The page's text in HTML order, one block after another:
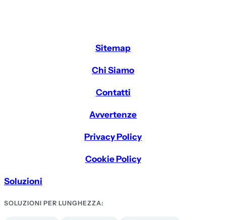
Sitemap
Chi Siamo
Contatti
Avvertenze
Privacy Policy
Cookie Policy
Soluzioni
SOLUZIONI PER LUNGHEZZA: